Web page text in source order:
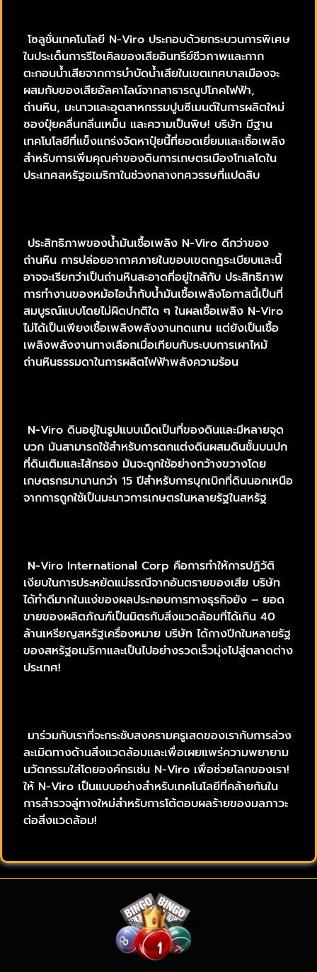
โซลูชั่นเทคโนโลยี N-Viro ประกอบด้วยกระบวนการพิเศษ
ในประเด็นการรีไซเคิลของเสียอินทรีย์ชีวภาพและกาก
ตะกอนน้ำเสียจากการบำบัดน้ำเสียในเขตเทศบาลเมืองจะ
ผสมกับของเสียอัลคาไลน์จากสาธารณูปโภคไฟฟ้า,
ถ่านหิน, มะนาวและอุตสาหกรรมปูนซีเมนต์ในการผลิตใหม่
ซองปุ๋ยคลื่นกลิ่นเหม็น และความเป็นพิษ! บริษัท มีฐาน
เทคโนโลยีที่แข็งแกร่งจัดหาปุ๋ยนี้ที่ยอดเยี่ยมและเชื้อเพลิง
สำหรับการเพิ่มคุณค่าของดินการเกษตรเมืองโทเลโดใน
ประเทศสหรัฐอเมริกาในช่วงกลางทศวรรษที่แปดสิบ
ประสิทธิภาพของน้ำมันเชื้อเพลิง N-Viro ดีกว่าของ
ถ่านหิน การปล่อยอากาศภายในขอบเขตกฎระเบียบและนี้
อาจจะเรียกว่าเป็นถ่านหินสะอาดที่อยู่ใกล้กับ ประสิทธิภาพ
การทำงานของหม้อไอน้ำกับน้ำมันเชื้อเพลิงโอกาสนี้เป็นที่
สมบูรณ์แบบโดยไม่ผิดปกติใด ๆ ในผลเชื้อเพลิง N-Viro
ไม่ได้เป็นเพียงเชื้อเพลิงพลังงานทดแทน แต่ยังเป็นเชื้อ
เพลิงพลังงานทางเลือกเมื่อเทียบกับระบบการเผาไหม้
ถ่านหินธรรมดาในการผลิตไฟฟ้าพลังความร้อน
N-Viro ดินอยู่ในรูปแบบเม็ดเป็นที่ของดินและมีหลายจุด
บวก มันสามารถใช้สำหรับการตกแต่งดินผสมดินชั้นบนปก
ที่ดินเติมและไส้กรอง มันจะถูกใช้อย่างกว้างขวางโดย
เกษตรกรมานานกว่า 15 ปีสำหรับการบุกเบิกที่ดินนอกเหนือ
จากการถูกใช้เป็นมะนาวการเกษตรในหลายรัฐในสหรัฐ
N-Viro International Corp คือการทำให้การปฏิวัติ
เงียบในการประหยัดแม่ธรณีจากอันตรายของเสีย บริษัท
ได้ทำดีมากในแง่ของผลประกอบการทางธุรกิจยัง – ยอด
ขายของผลิตภัณฑ์เป็นมิตรกับสิ่งแวดล้อมที่ได้เกิน 40
ล้านเหรียญสหรัฐเครื่องหมาย บริษัท ได้กางปีกในหลายรัฐ
ของสหรัฐอเมริกาและเป็นไปอย่างรวดเร็วมุ่งไปสู่ตลาดต่าง
ประเทศ!
มาร่วมกับเราที่จะกระชับสงครามครูเสดของเรากับการล่วง
ละเมิดทางด้านสิ่งแวดล้อมและเพื่อเผยแพร่ความพยายาม
นวัตกรรมใส่โดยองค์กรเช่น N-Viro เพื่อช่วยโลกของเรา!
ให้ N-Viro เป็นแบบอย่างสำหรับเทคโนโลยีที่คล้ายกันใน
การสำรวจลู่ทางใหม่สำหรับการโต้ตอบผลร้ายของมลภาวะ
ต่อสิ่งแวดล้อม!